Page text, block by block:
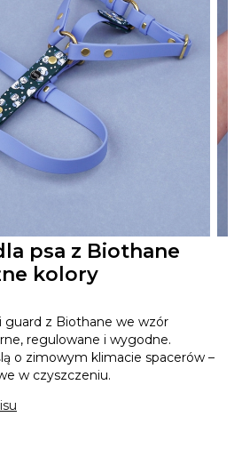
psa z Biothane
kolory
guard z Biothane we wzór
regulowane i wygodne.
o zimowym klimacie spacerów –
w czyszczeniu.